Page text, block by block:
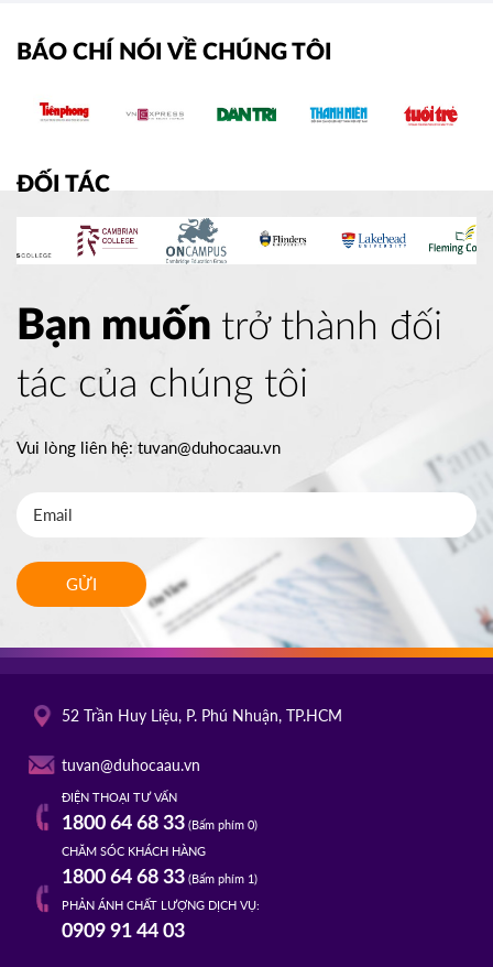
BÁO CHÍ NÓI VỀ CHÚNG TÔI
ĐỐI TÁC
Bạn muốn trở thành đối
tác của chúng tôi
Vui lòng liên hệ:tuvan@duhocaau.vn
GỬI
52 Trần Huy Liệu, P. Phú Nhuận, TP.HCM
tuvan@duhocaau.vn
ĐIỆN THOẠI TƯ VẤN
1800 64 68 33(Bấm phím 0)
CHĂM SÓC KHÁCH HÀNG
1800 64 68 33(Bấm phím 1)
PHẢN ÁNH CHẤT LƯỢNG DỊCH VỤ:
0909 91 44 03